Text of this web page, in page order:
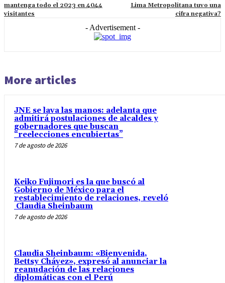
mantenga todo el 2023 en 4044
visitantes
Lima Metropolitana tuvo una
cifra negativa?
- Advertisement -
More articles
JNE se lava las manos: adelanta que
admitirá postulaciones de alcaldes y
gobernadores que buscan
“reelecciones encubiertas”
7 de agosto de 2026
Keiko Fujimori es la que buscó al
Gobierno de México para el
restablecimiento de relaciones, reveló
Claudia Sheinbaum
7 de agosto de 2026
Claudia Sheinbaum: «Bienvenida,
Bettsy Chávez», expresó al anunciar la
reanudación de las relaciones
diplomáticas con el Perú